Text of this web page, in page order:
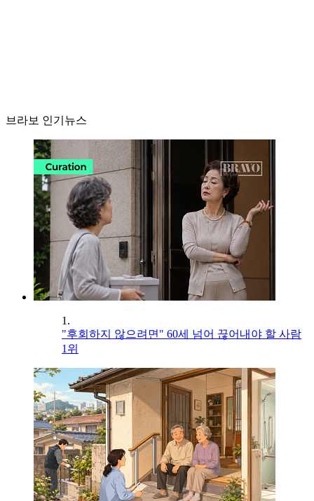
브라보 인기뉴스
1.
"후회하지 않으려면" 60세 넘어 끊어내야 할 사람
1위